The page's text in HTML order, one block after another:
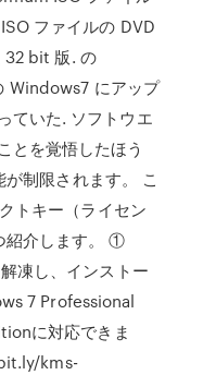
ファイルの DVD
32 bit 版. の
Windows7 にアップ
ていた. ソフトウエ
とを覚悟したほう
制限されます。 こ
トキー（ライセン
紹介します。 ①
凍し、インストー
7 Professional
に対応できま
kms-